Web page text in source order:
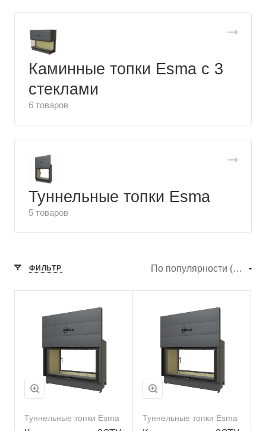
Каминные топки Esma с 3
стеклами
6 товаров
Туннельные топки Esma
5 товаров
ФИЛЬТР По популярности (убывание)
Туннельные топки Esma Туннельные топки Esma